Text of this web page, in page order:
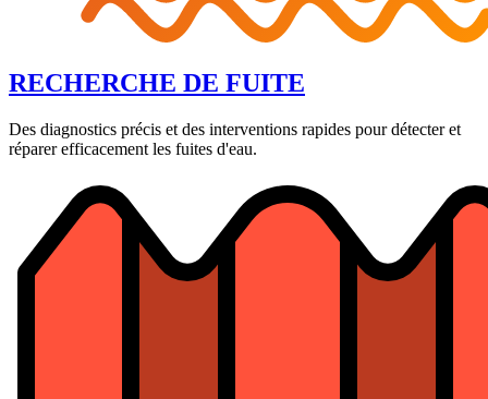
RECHERCHE DE FUITE
Des diagnostics précis et des interventions rapides pour détecter et
réparer efficacement les fuites d'eau.